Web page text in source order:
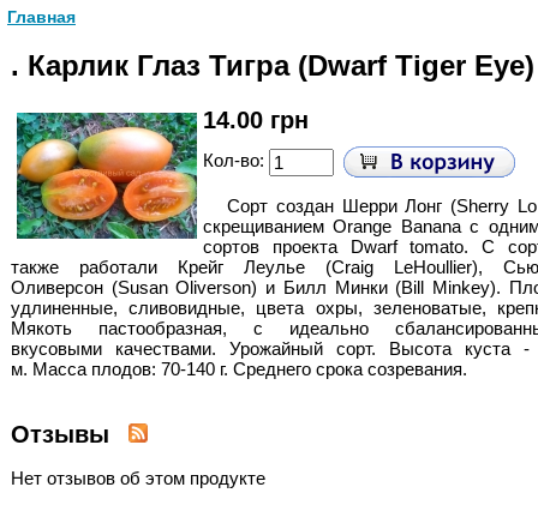
Главная
. Карлик Глаз Тигра (Dwarf Tiger Eye)
14.00 грн
Кол-во:
Сорт создан Шерри Лонг (Sherry
скрещиванием Orange Banana с
сортов проекта Dwarf tomato. C
также работали Крейг Леулье (Craig LeHoullier),
Оливерсон (Susan Oliverson) и Билл Минки (Bill Minkey).
удлиненные, сливовидные, цвета охры, зеленоватые,
Мякоть пастообразная, с идеально
вкусовыми качествами. Урожайный сорт. Высота куста -
м. Масса плодов: 70-140 г. Среднего срока созревания.
Отзывы
Нет отзывов об этом продукте